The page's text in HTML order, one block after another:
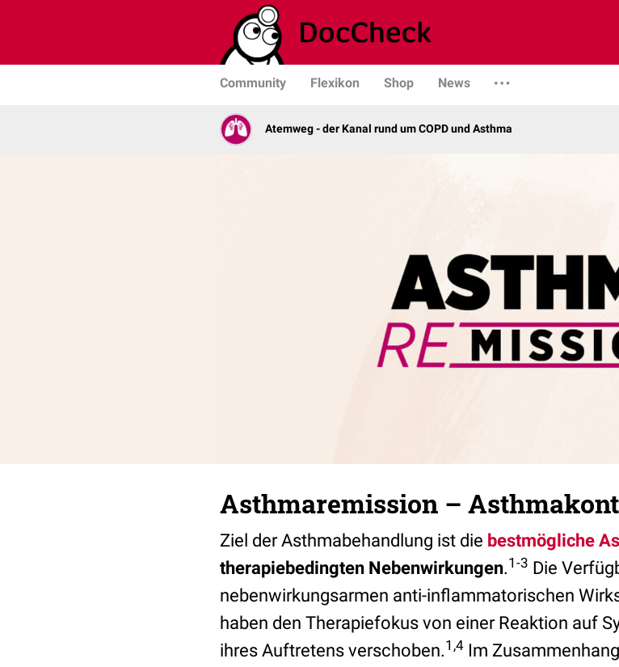
Community Flexikon Shop News
Atemweg - der Kanal rund um COPD und Asthma
Asthmaremission –
Ziel der Asthmabehandlung ist die bestmögliche
therapiebedingten Nebenwirkungen.1-3 Die
nebenwirkungsarmen anti-inflammatorischen
haben den Therapiefokus von einer Reaktion auf
ihres Auftretens verschoben.1,4 Im